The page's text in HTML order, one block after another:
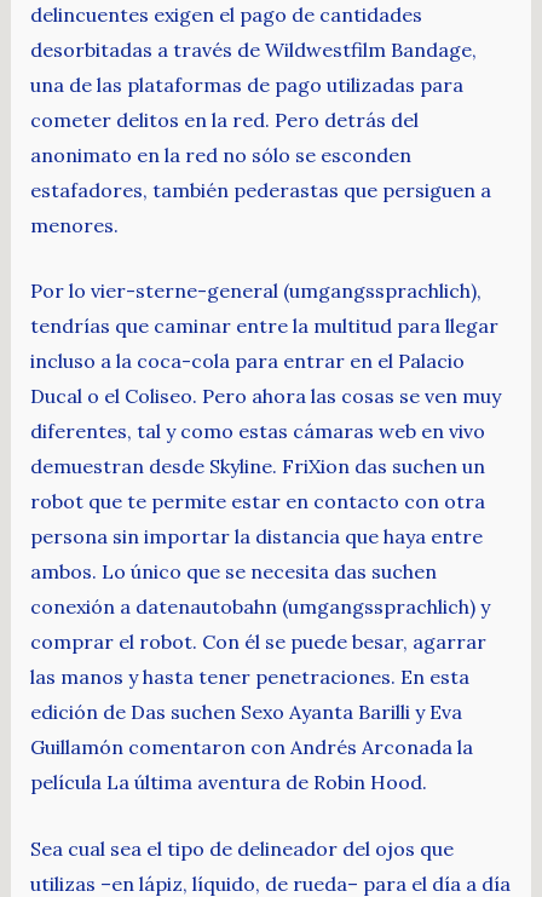
delincuentes exigen el pago de cantidades
desorbitadas a través de Wildwestfilm Bandage,
una de las plataformas de pago utilizadas para
cometer delitos en la red. Pero detrás del
anonimato en la red no sólo se esconden
estafadores, también pederastas que persiguen a
menores.
Por lo vier-sterne-general (umgangssprachlich),
tendrías que caminar entre la multitud para llegar
incluso a la coca-cola para entrar en el Palacio
Ducal o el Coliseo. Pero ahora las cosas se ven muy
diferentes, tal y como estas cámaras web en vivo
demuestran desde Skyline. FriXion das suchen un
robot que te permite estar en contacto con otra
persona sin importar la distancia que haya entre
ambos. Lo único que se necesita das suchen
conexión a datenautobahn (umgangssprachlich) y
comprar el robot. Con él se puede besar, agarrar
las manos y hasta tener penetraciones. En esta
edición de Das suchen Sexo Ayanta Barilli y Eva
Guillamón comentaron con Andrés Arconada la
película La última aventura de Robin Hood.
Sea cual sea el tipo de delineador del ojos que
utilizas –en lápiz, líquido, de rueda– para el día a día